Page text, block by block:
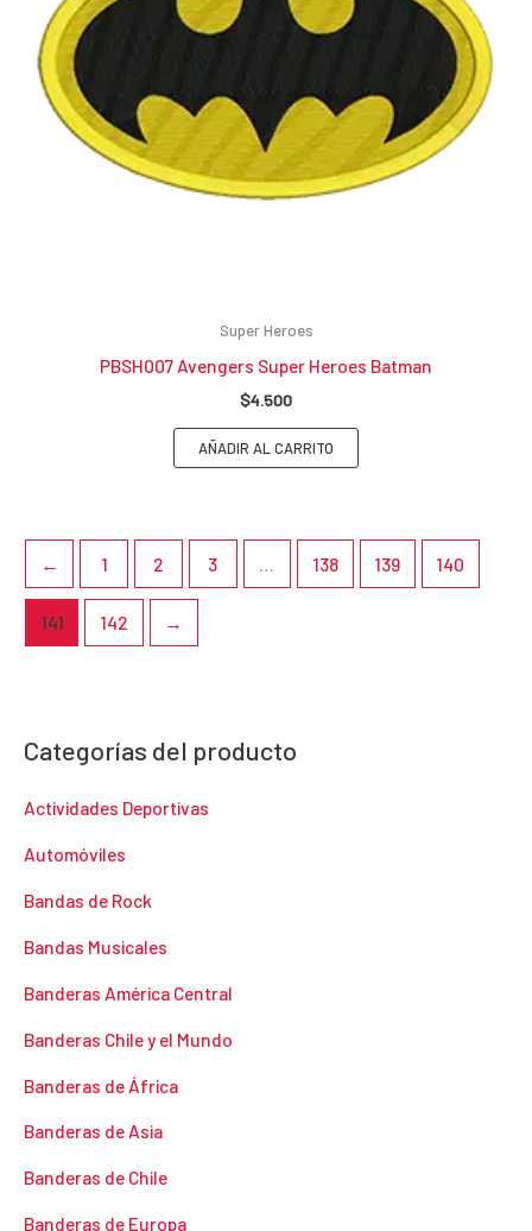
Super Heroes
PBSH007 Avengers Super Heroes Batman
$4.500
AÑADIR AL CARRITO
← 1 2 3 … 138 139 140
141 142 →
Categorías del producto
Actividades Deportivas
Automóviles
Bandas de Rock
Bandas Musicales
Banderas América Central
Banderas Chile y el Mundo
Banderas de África
Banderas de Asia
Banderas de Chile
Banderas de Europa